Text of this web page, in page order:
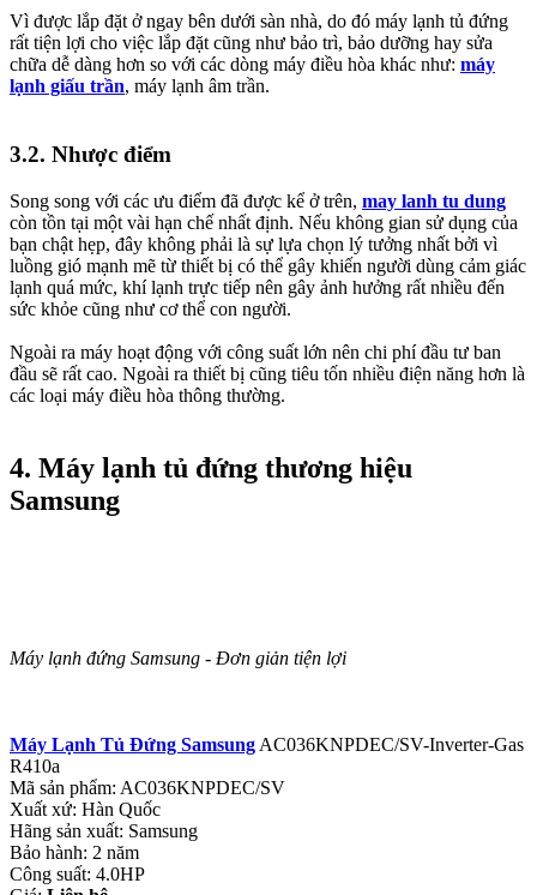
Vì được lắp đặt ở ngay bên dưới sàn nhà, do đó máy lạnh tủ đứng
rất tiện lợi cho việc lắp đặt cũng như bảo trì, bảo dưỡng hay sửa
chữa dễ dàng hơn so với các dòng máy điều hòa khác như: máy
lạnh giấu trần, máy lạnh âm trần.
3.2. Nhược điểm
Song song với các ưu điểm đã được kể ở trên, may lanh tu dung
còn tồn tại một vài hạn chế nhất định. Nếu không gian sử dụng của
bạn chật hẹp, đây không phải là sự lựa chọn lý tưởng nhất bởi vì
luồng gió mạnh mẽ từ thiết bị có thể gây khiến người dùng cảm giác
lạnh quá mức, khí lạnh trực tiếp nên gây ảnh hưởng rất nhiều đến
sức khỏe cũng như cơ thể con người.
Ngoài ra máy hoạt động với công suất lớn nên chi phí đầu tư ban
đầu sẽ rất cao. Ngoài ra thiết bị cũng tiêu tốn nhiều điện năng hơn là
các loại máy điều hòa thông thường.
4. Máy lạnh tủ đứng thương hiệu
Samsung
Máy lạnh đứng Samsung - Đơn giản tiện lợi
Máy Lạnh Tủ Đứng SamsungAC036KNPDEC/SV-Inverter-Gas
R410a
Mã sản phẩm: AC036KNPDEC/SV
Xuất xứ: Hàn Quốc
Hãng sản xuất: Samsung
Bảo hành: 2 năm
Công suất: 4.0HP